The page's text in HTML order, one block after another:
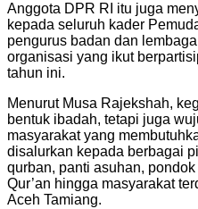
Anggota DPR RI itu juga
kepada seluruh kader
pengurus badan dan
organisasi yang ikut
tahun ini.
Menurut Musa Rajekshah,
bentuk ibadah, tetapi juga
masyarakat yang
disalurkan kepada berbagai
qurban, panti asuhan,
Qur’an hingga masyarakat
Aceh Tamiang.